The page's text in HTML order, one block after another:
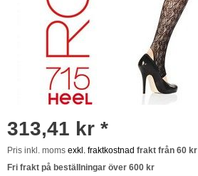
313,41 kr *
Pris inkl. moms exkl. fraktkostnad frakt från 60 kr
Fri frakt på beställningar över 600 kr